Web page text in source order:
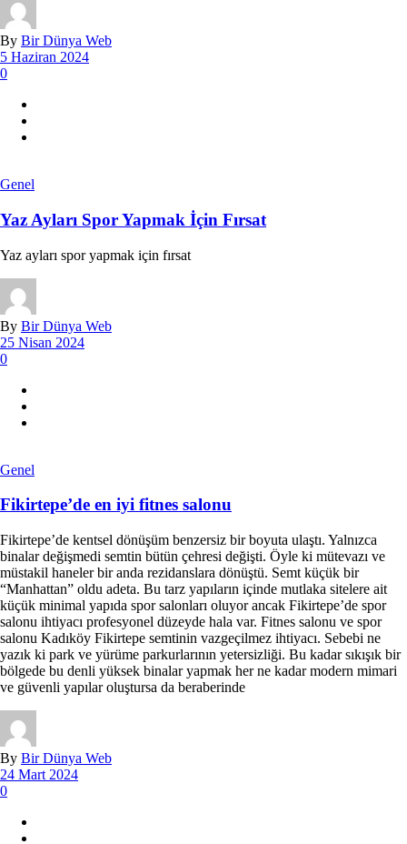
By Bir Dünya Web
5 Haziran 2024
0
Genel
Yaz Ayları Spor Yapmak İçin Fırsat
Yaz ayları spor yapmak için fırsat
By Bir Dünya Web
25 Nisan 2024
0
Genel
Fikirtepe’de en iyi fitnes salonu
Fikirtepe’de kentsel dönüşüm benzersiz bir boyuta ulaştı. Yalnızca
binalar değişmedi semtin bütün çehresi değişti. Öyle ki mütevazı ve
müstakil haneler bir anda rezidanslara dönüştü. Semt küçük bir
“Manhattan” oldu adeta. Bu tarz yapıların içinde mutlaka sitelere ait
küçük minimal yapıda spor salonları oluyor ancak Fikirtepe’de spor
salonu ihtiyacı profesyonel düzeyde hala var. Fitnes salonu ve spor
salonu Kadıköy Fikirtepe semtinin vazgeçilmez ihtiyacı. Sebebi ne
yazık ki park ve yürüme parkurlarının yetersizliği. Bu kadar sıkışık bir
bölgede bu denli yüksek binalar yapmak her ne kadar modern mimari
ve güvenli yapılar oluştursa da beraberinde
By Bir Dünya Web
24 Mart 2024
0